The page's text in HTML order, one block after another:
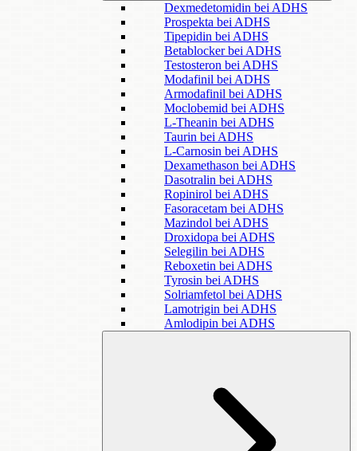
Dexmedetomidin bei ADHS
Prospekta bei ADHS
Tipepidin bei ADHS
Betablocker bei ADHS
Testosteron bei ADHS
Modafinil bei ADHS
Armodafinil bei ADHS
Moclobemid bei ADHS
L-Theanin bei ADHS
Taurin bei ADHS
L-Carnosin bei ADHS
Dexamethason bei ADHS
Dasotralin bei ADHS
Ropinirol bei ADHS
Fasoracetam bei ADHS
Mazindol bei ADHS
Droxidopa bei ADHS
Selegilin bei ADHS
Reboxetin bei ADHS
Tyrosin bei ADHS
Solriamfetol bei ADHS
Lamotrigin bei ADHS
Amlodipin bei ADHS